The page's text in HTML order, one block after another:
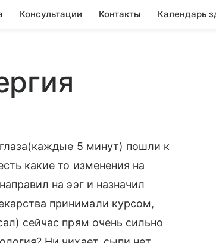
Консультации Контакты Календарь
5 минут) пошли к
какие то изменения на
на ээг и назначил
принимали курсом,
сейчас прям очень сильно